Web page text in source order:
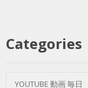
Categories
YOUTUBE 動画 毎日